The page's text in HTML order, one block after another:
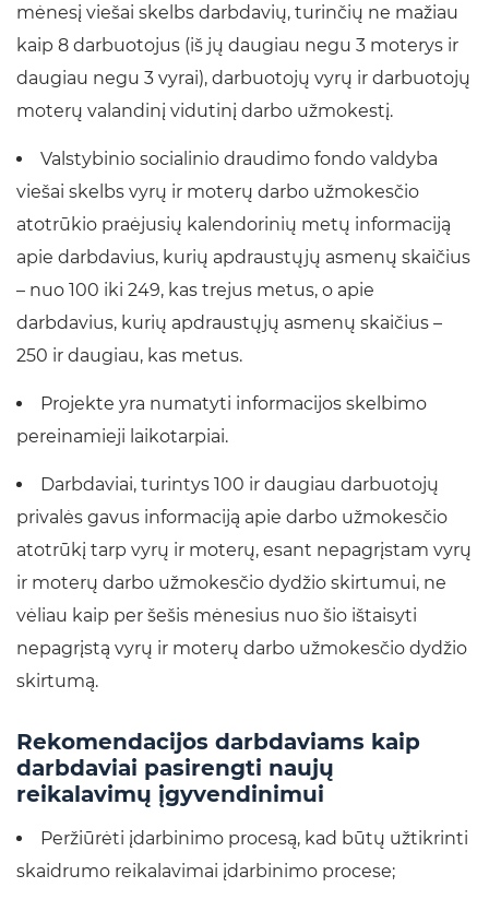
mėnesį viešai skelbs darbdavių, turinčių ne mažiau
kaip 8 darbuotojus (iš jų daugiau negu 3 moterys ir
daugiau negu 3 vyrai), darbuotojų vyrų ir darbuotojų
moterų valandinį vidutinį darbo užmokestį.
Valstybinio socialinio draudimo fondo valdyba
viešai skelbs vyrų ir moterų darbo užmokesčio
atotrūkio praėjusių kalendorinių metų informaciją
apie darbdavius, kurių apdraustųjų asmenų skaičius
– nuo 100 iki 249, kas trejus metus, o apie
darbdavius, kurių apdraustųjų asmenų skaičius –
250 ir daugiau, kas metus.
Projekte yra numatyti informacijos skelbimo
pereinamieji laikotarpiai.
Darbdaviai, turintys 100 ir daugiau darbuotojų
privalės gavus informaciją apie darbo užmokesčio
atotrūkį tarp vyrų ir moterų, esant nepagrįstam vyrų
ir moterų darbo užmokesčio dydžio skirtumui, ne
vėliau kaip per šešis mėnesius nuo šio ištaisyti
nepagrįstą vyrų ir moterų darbo užmokesčio dydžio
skirtumą.
Rekomendacijos darbdaviams kaip
darbdaviai pasirengti naujų
reikalavimų įgyvendinimui
Peržiūrėti įdarbinimo procesą, kad būtų užtikrinti
skaidrumo reikalavimai įdarbinimo procese;